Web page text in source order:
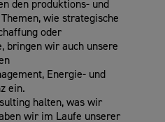
den produktions- und
wie strategische
oder
bringen wir auch unsere
Energie- und
ein.
halten, was wir
wir im Laufe unserer